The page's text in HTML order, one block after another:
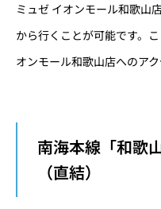
ミュゼ イオンモール和歌山
から行くことが可能です。
オンモール和歌山店へのア
南海本線「和歌
（直結）